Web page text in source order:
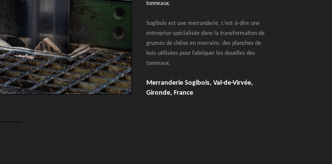
tonneaux.
Sogibois est une merranderie, c'est-à-dire une
entreprise spécialisée dans la transformation de
grumes de chêne en merrains, des planches de
bois utilisées pour fabriquer les douelles des
tonneaux.
Merranderie Sogibois, Val-de-Virvée,
Gironde, France